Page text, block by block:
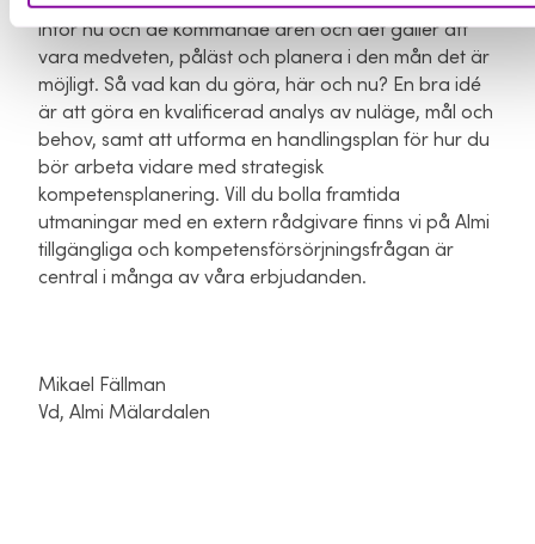
inför nu och de kommande åren och det gäller att
vara medveten, påläst och planera i den mån det är
möjligt. Så vad kan du göra, här och nu? En bra idé
är att göra en kvalificerad analys av nuläge, mål och
behov, samt att utforma en handlingsplan för hur du
bör arbeta vidare med strategisk
kompetensplanering. Vill du bolla framtida
utmaningar med en extern rådgivare finns vi på Almi
tillgängliga och kompetensförsörjningsfrågan är
central i många av våra erbjudanden.
Mikael Fällman
Vd, Almi Mälardalen